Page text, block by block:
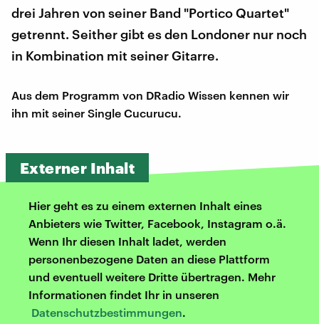
drei Jahren von seiner Band "Portico Quartet"
getrennt. Seither gibt es den Londoner nur noch
in Kombination mit seiner Gitarre.
Aus dem Programm von DRadio Wissen kennen wir
ihn mit seiner Single Cucurucu.
Externer Inhalt
Hier geht es zu einem externen Inhalt eines
Anbieters wie Twitter, Facebook, Instagram o.ä.
Wenn Ihr diesen Inhalt ladet, werden
personenbezogene Daten an diese Plattform
und eventuell weitere Dritte übertragen. Mehr
Informationen findet Ihr in unseren
Datenschutzbestimmungen.